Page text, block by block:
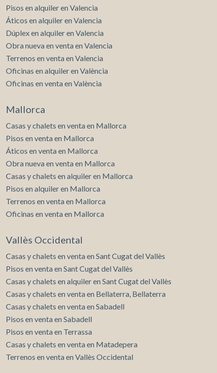
Pisos en alquiler en Valencia
Áticos en alquiler en Valencia
Dúplex en alquiler en Valencia
Obra nueva en venta en Valencia
Terrenos en venta en Valencia
Oficinas en alquiler en València
Oficinas en venta en València
Mallorca
Casas y chalets en venta en Mallorca
Pisos en venta en Mallorca
Áticos en venta en Mallorca
Obra nueva en venta en Mallorca
Casas y chalets en alquiler en Mallorca
Pisos en alquiler en Mallorca
Terrenos en venta en Mallorca
Oficinas en venta en Mallorca
Vallès Occidental
Casas y chalets en venta en Sant Cugat del Vallès
Pisos en venta en Sant Cugat del Vallès
Casas y chalets en alquiler en Sant Cugat del Vallès
Casas y chalets en venta en Bellaterra, Bellaterra
Casas y chalets en venta en Sabadell
Pisos en venta en Sabadell
Pisos en venta en Terrassa
Casas y chalets en venta en Matadepera
Terrenos en venta en Vallès Occidental